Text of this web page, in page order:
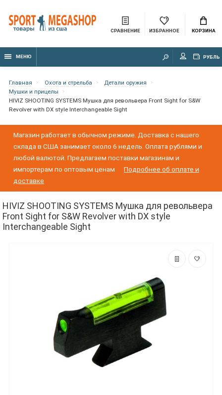
СРАВНЕНИЕ ИЗБРАННОЕ КОРЗИНА
МЕНЮ РУБЛЬ
Главная Охота и стрельба
Детали оружия
Мушки и прицелы
HIVIZ SHOOTING SYSTEMS Мушка для револьвера Front Sight for S&W
Revolver with DX style Interchangeable Sight
Магазин работает в обычном режиме. Доставка с нашего
склада в США занимает около 6 недель. Оплата рублями и
любой валютой. Предлагаем поставки магазинам и
импортерам по оптовым ценам
Подробнее об оплате и
доставке
HIVIZ SHOOTING SYSTEMS Мушка для револьвера
Front Sight for S&W Revolver with DX style
Interchangeable Sight